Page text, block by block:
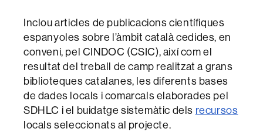
Inclou articles de publicacions científiques
espanyoles sobre l’àmbit català cedides, en
conveni, pel CINDOC (CSIC), així com el
resultat del treball de camp realitzat a grans
biblioteques catalanes, les diferents bases
de dades locals i comarcals elaborades pel
SDHLC i el buidatge sistemàtic dels recursos
locals seleccionats al projecte.